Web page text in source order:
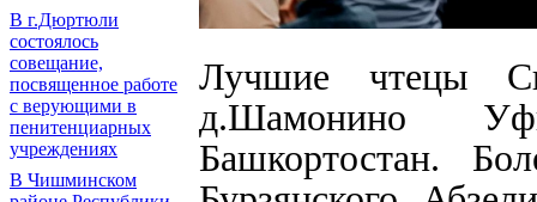
В г.Дюртюли
состоялось
совещание,
посвященное работе
с верующими в
пенитенциарных
учреждениях
В Чишминском
Лучшие чтецы
д.Шамонино
Башкортостан.